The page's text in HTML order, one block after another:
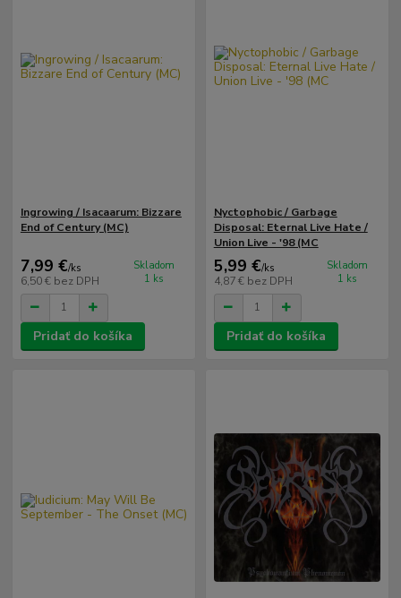
Ingrowing / Isacaarum: Bizzare
End of Century (MC)
7,99 €/ks
6,50 € bez DPH
Skladom
1 ks
Pridať do košíka
Nyctophobic / Garbage
Disposal: Eternal Live Hate /
Union Live - '98 (MC
5,99 €/ks
4,87 € bez DPH
Skladom
1 ks
Pridať do košíka